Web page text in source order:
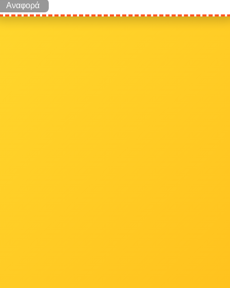
Αναφορά